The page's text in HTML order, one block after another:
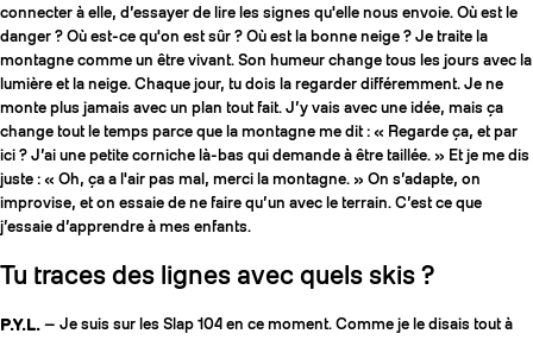
connecter à elle, d’essayer de lire les signes qu'elle nous envoie. Où est le
danger ? Où est-ce qu'on est sûr ? Où est la bonne neige ? Je traite la
montagne comme un être vivant. Son humeur change tous les jours avec la
lumière et la neige. Chaque jour, tu dois la regarder différemment. Je ne
monte plus jamais avec un plan tout fait. J’y vais avec une idée, mais ça
change tout le temps parce que la montagne me dit : « Regarde ça, et par
ici ? J’ai une petite corniche là-bas qui demande à être taillée. » Et je me dis
juste : « Oh, ça a l'air pas mal, merci la montagne. » On s’adapte, on
improvise, et on essaie de ne faire qu’un avec le terrain. C’est ce que
j’essaie d’apprendre à mes enfants.
Tu traces des lignes avec quels skis ?
P.Y.L. — Je suis sur les Slap 104 en ce moment. Comme je le disais tout à